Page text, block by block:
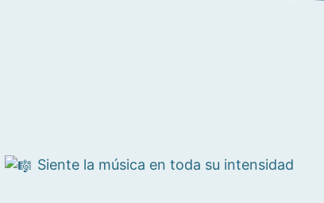
Siente la música en toda su intensidad